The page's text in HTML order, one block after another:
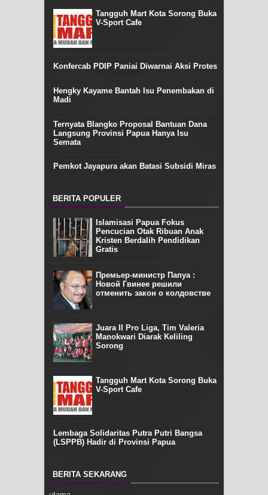
Tangguh Mart Kota Sorong Buka
V-Sport Cafe
Konfercab PDIP Paniai Diwarnai Aksi Protes
Hengky Kayame Bantah Isu Penembakan di
Madi
Ternyata Blangko Proposal Bantuan Dana
Langsung Provinsi Papua Hanya Isu
Semata
Pemkot Jayapura akan Batasi Subsidi Miras
BERITA POPULER
Islamisasi Papua Fokus
Pencucian Otak Ribuan Anak
Kristen Berdalih Pendidikan
Gratis
Премьер-министр Папуа :
Новой Гвинее решили
отменить закон о колдовстве
Juara II Pro Liga, Tim Valeria
Manokwari Diarak Keliling
Sorong
Tangguh Mart Kota Sorong Buka
V-Sport Cafe
Lembaga Solidaritas Putra Putri Bangsa
(LSPPB) Hadir di Provinsi Papua
BERITA SEKARANG